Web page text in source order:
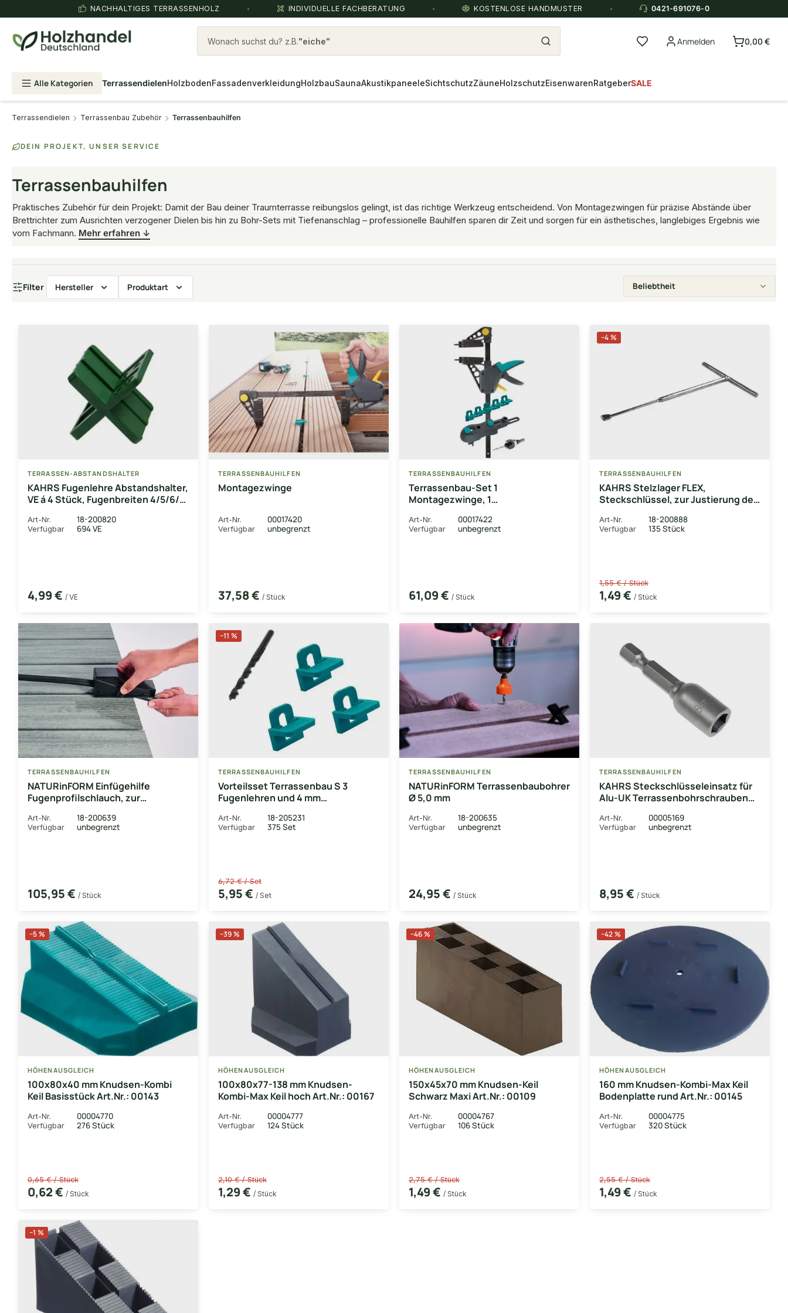
NACHHALTIGES TERRASSENHOLZ INDIVIDUELLE FACHBERATUNG KOSTENLOSE HANDMUSTER 0421-691076-0
Wonach suchst du? z.B. Bauholz Fichte Anmelden 0,00 €
Alle Kategorien TerrassendielenHolzbodenFassadenverkleidungHolzbauSaunaAkustikpaneeleSichtschutzZäuneHolzschutzEisenwarenRatgeberSALE
Terrassendielen Terrassenbau Zubehör Terrassenbauhilfen
DEIN PROJEKT, UNSER SERVICE
Terrassenbauhilfen
Praktisches Zubehör für dein Projekt: Damit der Bau deiner Traumterrasse reibungslos gelingt, ist das richtige Werkzeug entscheidend. Von Montagezwingen für präzise Abstände über
Brettrichter zum Ausrichten verzogener Dielen bis hin zu Bohr-Sets mit Tiefenanschlag – professionelle Bauhilfen sparen dir Zeit und sorgen für ein ästhetisches, langlebiges Ergebnis wie
vom Fachmann. Mehr erfahren ↓
Filter Hersteller Produktart
TERRASSEN-ABSTANDSHALTER
KAHRS Fugenlehre Abstandshalter,
VE á 4 Stück, Fugenbreiten 4/5/6/7
Art-Nr. 18-200820
Verfügbar 694 VE
4,99 € / VE
TERRASSENBAUHILFEN
Montagezwinge
Art-Nr. 00017420
Verfügbar unbegrenzt
37,58 € / Stück
TERRASSENBAUHILFEN
Terrassenbau-Set 1
Montagezwinge, 1
Abstandshalter, 2 Spannbacke
Art-Nr. 00017422
Verfügbar unbegrenzt
61,09 € / Stück
−4 %
TERRASSENBAUHILFEN
KAHRS Stelzlager FLEX,
Steckschlüssel, zur Justierung der
Art-Nr. 18-200888
Verfügbar 135 Stück
1,55 € / Stück
1,49 € / Stück
TERRASSENBAUHILFEN
NATURinFORM Einfügehilfe
Fugenprofilschlauch, zur
Art-Nr. 18-200639
Verfügbar unbegrenzt
105,95 € / Stück
−11 %
TERRASSENBAUHILFEN
Vorteilsset Terrassenbau S 3
Fugenlehren und 4 mm
Art-Nr. 18-205231
Verfügbar 375 Set
6,72 € / Set
5,95 € / Set
TERRASSENBAUHILFEN
NATURinFORM Terrassenbaubohrer
Ø 5,0 mm
Art-Nr. 18-200635
Verfügbar unbegrenzt
24,95 € / Stück
TERRASSENBAUHILFEN
KAHRS Steckschlüsseleinsatz für
Alu-UK Terrassenbohrschrauben
Art-Nr. 00005169
Verfügbar unbegrenzt
8,95 € / Stück
−5 %
HÖHENAUSGLEICH
100x80x40 mm Knudsen-Kombi
Keil Basisstück Art.Nr.: 00143
Art-Nr. 00004770
Verfügbar 276 Stück
0,65 € / Stück
0,62 € / Stück
−39 %
HÖHENAUSGLEICH
100x80x77-138 mm Knudsen-
Kombi-Max Keil hoch Art.Nr.: 00167
Art-Nr. 00004777
Verfügbar 124 Stück
2,10 € / Stück
1,29 € / Stück
−46 %
HÖHENAUSGLEICH
150x45x70 mm Knudsen-Keil
Schwarz Maxi Art.Nr.: 00109
Art-Nr. 00004767
Verfügbar 106 Stück
2,75 € / Stück
1,49 € / Stück
−42 %
HÖHENAUSGLEICH
160 mm Knudsen-Kombi-Max Keil
Bodenplatte rund Art.Nr.: 00145
Art-Nr. 00004775
Verfügbar 320 Stück
2,55 € / Stück
1,49 € / Stück
−1 %